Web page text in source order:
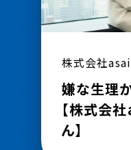
株式会社asai
嫌な生理
【株式会
ん】